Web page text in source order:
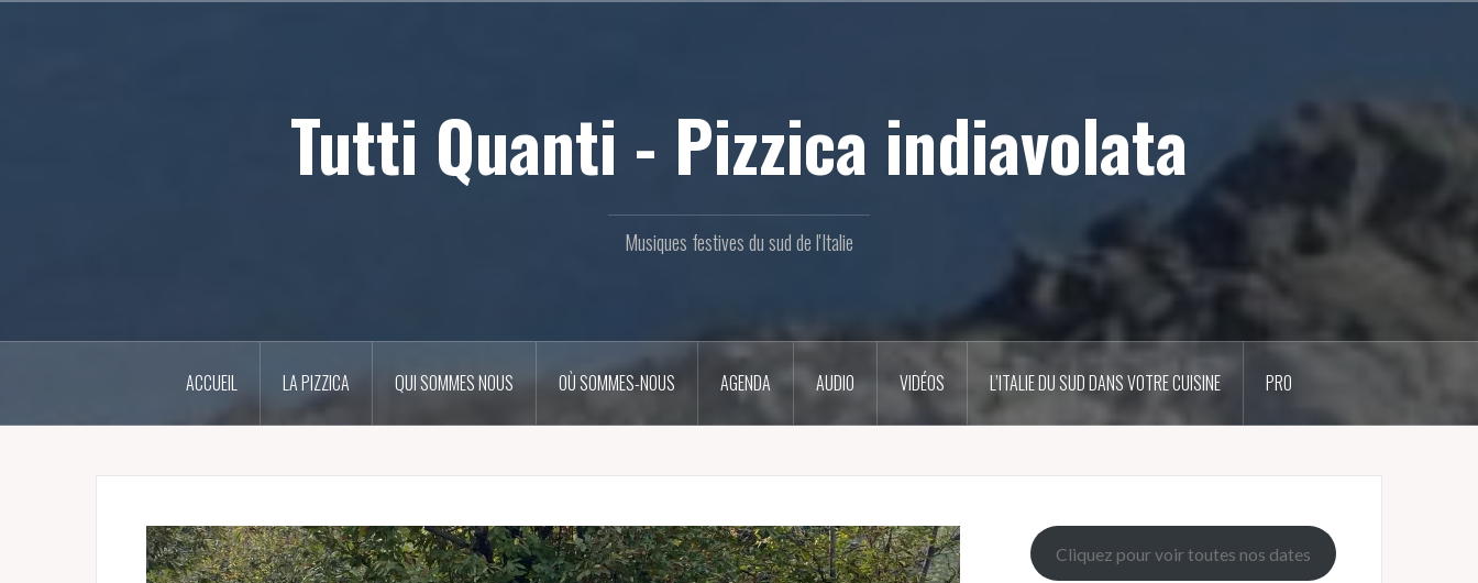
Tutti Quanti - Pizzica indiavolata
Musiques festives du sud de l'Italie
ACCUEIL LA PIZZICA QUI SOMMES NOUS OÙ SOMMES-NOUS AGENDA AUDIO VIDÉOS L’ITALIE DU SUD DANS VOTRE CUISINE PRO
Cliquez pour voir toutes nos dates